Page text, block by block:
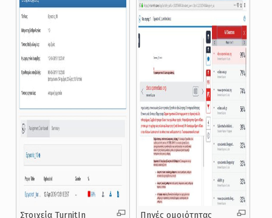
Στοιχεία TurnitIn
Πηγές ομοιότητας